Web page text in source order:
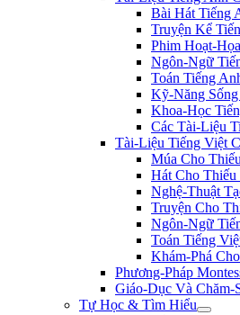
Bài Hát Tiếng
Truyện Kể
Phim Hoạt-
Ngôn-Ngữ
Toán Tiếng
Kỹ-Năng
Khoa-Học
Các Tài-Liệu
Tài-Liệu Tiếng Việt
Múa Cho
Hát Cho Thiếu
Nghệ-Thuật
Truyện Cho
Ngôn-Ngữ
Toán Tiếng
Khám-Phá
Phương-Pháp
Giáo-Dục Và Chăm-
Tự Học & Tìm Hiểu